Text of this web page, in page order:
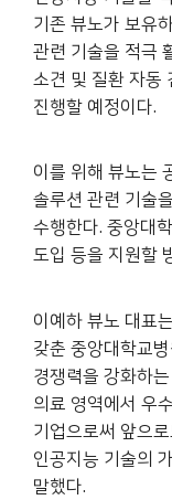
기존 뷰노가 보유
관련 기술을 적극
소견 및 질환 자동
진행할 예정이다.
이를 위해 뷰노는
솔루션 관련 기술
수행한다. 중앙대
도입 등을 지원할
이예하 뷰노 대표
갖춘 중앙대학교
경쟁력을 강화하
의료 영역에서 우
기업으로써 앞으
인공지능 기술의
말했다.